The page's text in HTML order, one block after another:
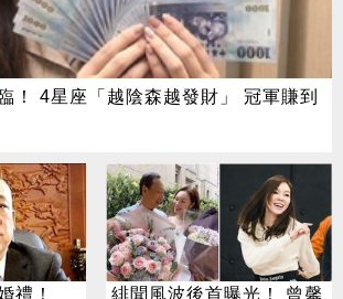
！ 4星座「越陰森越發財」 冠軍賺到
禮！
緋聞風波後首曝光！ 曾馨